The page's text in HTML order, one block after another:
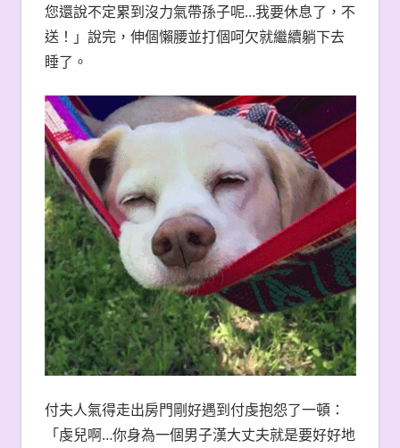
您還說不定累到沒力氣帶孫子呢…我要休息了，不
送！」說完，伸個懶腰並打個呵欠就繼續躺下去
睡了。
付夫人氣得走出房門剛好遇到付虔抱怨了一頓：
「虔兒啊…你身為一個男子漢大丈夫就是要好好地